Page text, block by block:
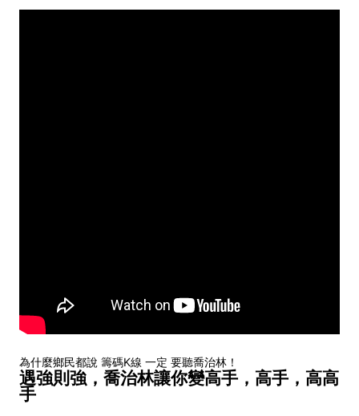
為什麼鄉民都說 籌碼K線 一定 要聽喬治林！
遇強則強，喬治林讓你變高手，高手，高高
手